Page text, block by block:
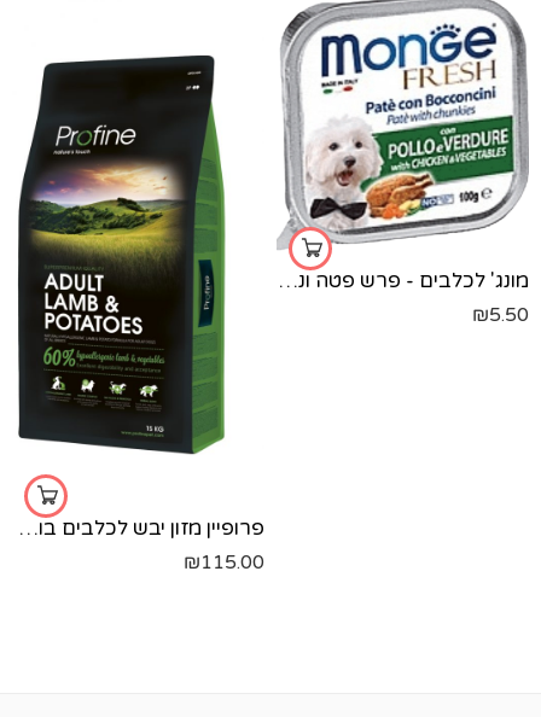
מונג' לכלבים - פרש פטה ונתחי עוף וירקות-100 גר'
₪5.50
פרופיין מזון יבש לכלבים בוגרים - כבש ותפוחי אדמה - 3 ק"ג
₪115.00